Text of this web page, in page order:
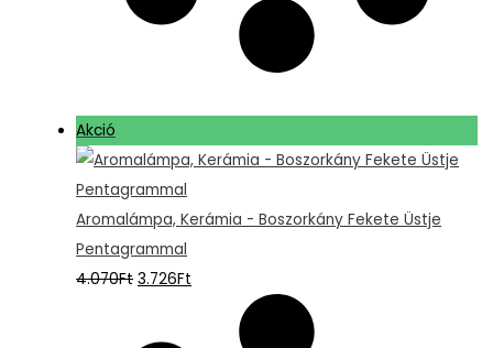
Akció
Aromalámpa, Kerámia - Boszorkány Fekete Üstje
Pentagrammal
4.070Ft 3.726Ft